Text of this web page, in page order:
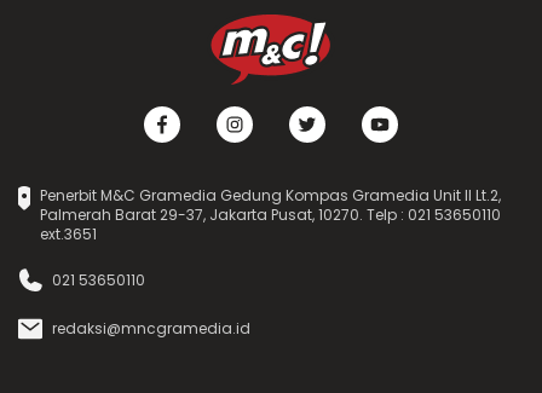
Penerbit M&C Gramedia Gedung Kompas Gramedia Unit II Lt.2,
Palmerah Barat 29-37, Jakarta Pusat, 10270. Telp : 021 53650110
ext.3651
021 53650110
redaksi@mncgramedia.id